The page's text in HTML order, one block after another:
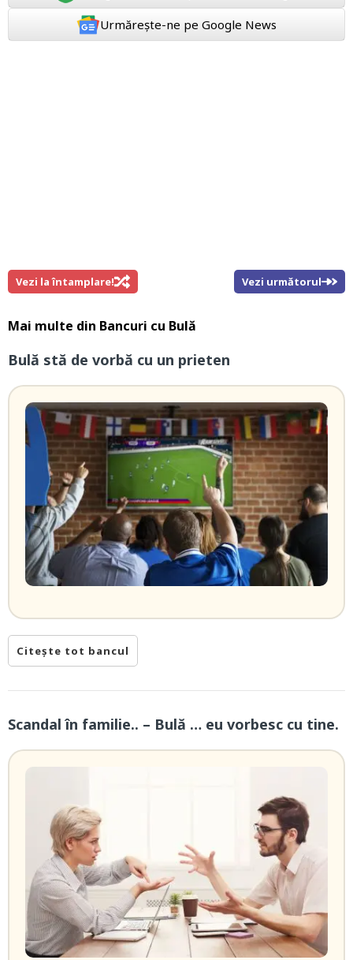
Urmărește-ne pe Google News
Vezi la întamplare! Vezi următorul
Mai multe din Bancuri cu Bulă
Bulă stă de vorbă cu un prieten
Citește tot bancul
Scandal în familie.. – Bulă … eu vorbesc cu tine.